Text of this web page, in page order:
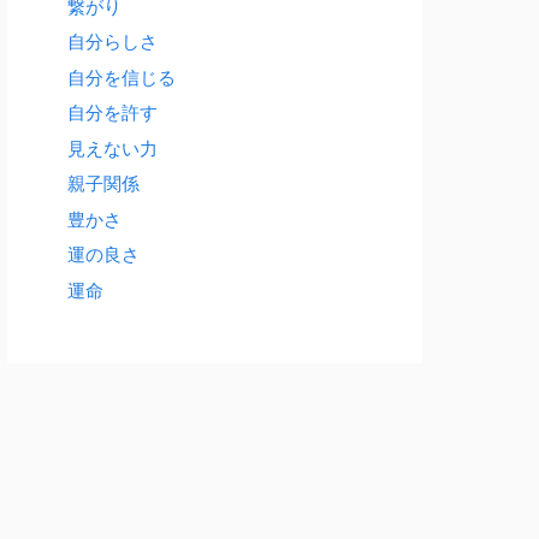
繋がり
自分らしさ
自分を信じる
自分を許す
見えない力
親子関係
豊かさ
運の良さ
運命